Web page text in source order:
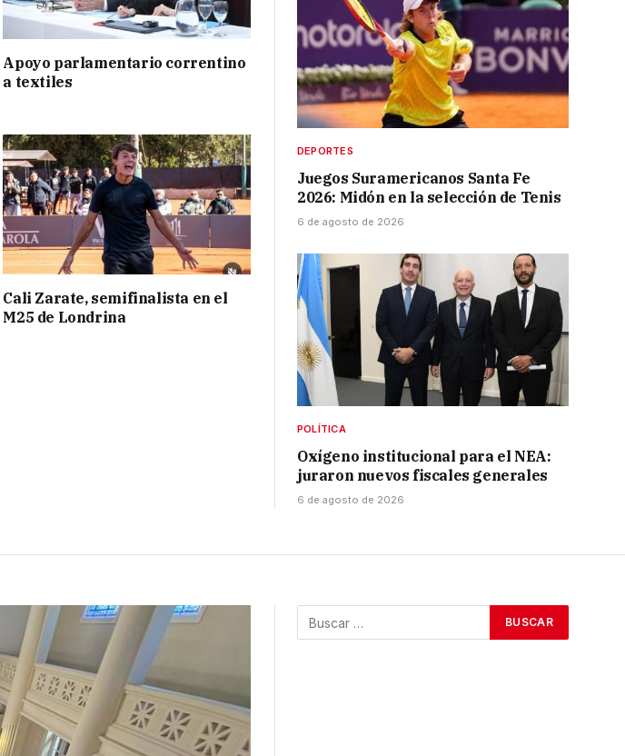
Apoyo parlamentario correntino
a textiles
Cali Zarate, semifinalista en el
M25 de Londrina
DEPORTES
Juegos Suramericanos Santa Fe
2026: Midón en la selección de Tenis
6 de agosto de 2026
POLÍTICA
Oxígeno institucional para el NEA:
juraron nuevos fiscales generales
6 de agosto de 2026